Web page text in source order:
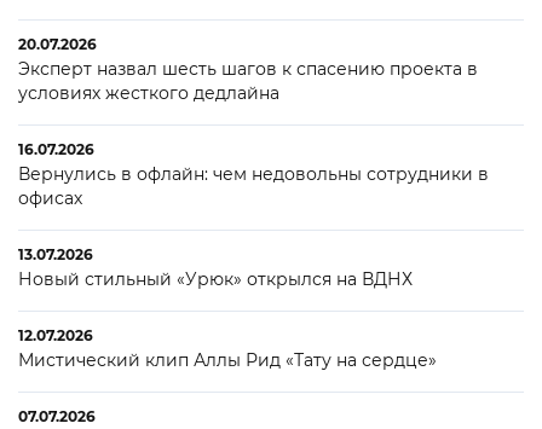
20.07.2026
Эксперт назвал шесть шагов к спасению проекта в
условиях жесткого дедлайна
16.07.2026
Вернулись в офлайн: чем недовольны сотрудники в
офисах
13.07.2026
Новый стильный «Урюк» открылся на ВДНХ
12.07.2026
Мистический клип Аллы Рид «Тату на сердце»
07.07.2026